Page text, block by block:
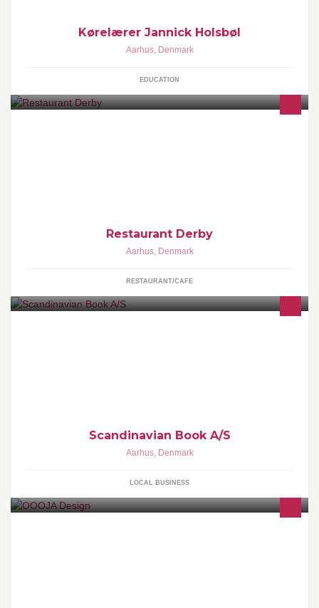
Kørelærer Jannick Holsbøl
Aarhus, Denmark
EDUCATION
Restaurant Derby
Aarhus, Denmark
RESTAURANT/CAFE
Scandinavian Book A/S
Aarhus, Denmark
LOCAL BUSINESS